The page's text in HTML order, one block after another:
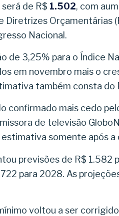
será de R$ 1.502, com
Diretrizes Orçamentárias
Nacional.
de 3,25% para o Índice
em novembro mais o
também consta do
confirmado mais cedo
de televisão
somente após a
previsões de R$ 1.582
para 2028. As
voltou a ser